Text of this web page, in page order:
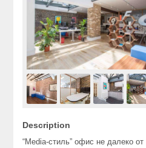
Description
“Media-стиль” офис не далеко